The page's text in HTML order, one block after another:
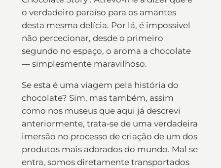
o verdadeiro paraíso para os amantes
desta mesma delícia. Por lá, é impossível
não percecionar, desde o primeiro
segundo no espaço, o aroma a chocolate
— simplesmente maravilhoso.
Se esta é uma viagem pela história do
chocolate? Sim, mas também, assim
como nos museus que aqui já descrevi
anteriormente, trata-se de uma verdadeira
imersão no processo de criação de um dos
produtos mais adorados do mundo. Mal se
entra, somos diretamente transportados